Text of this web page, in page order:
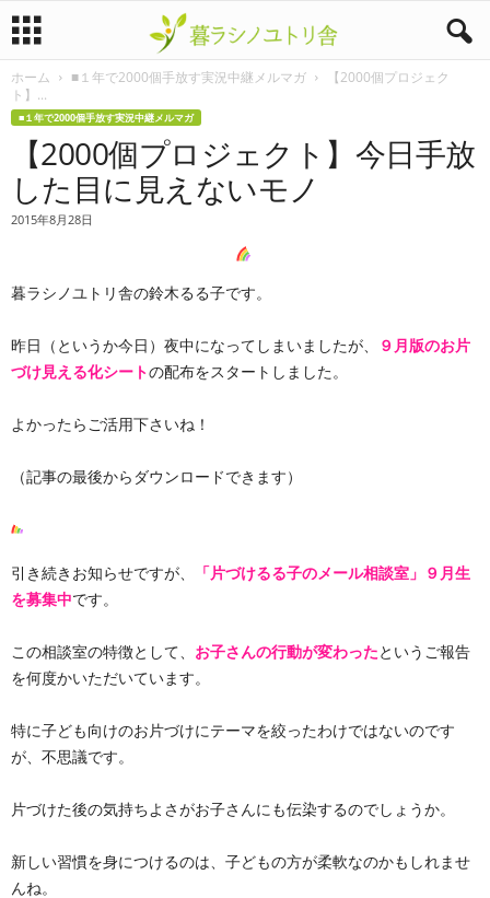
暮
リ
ホーム ■１年で2000個手放す実況中継メルマガ
【2000個プロジェク
ト】...
■１年で2000個手放す実況中継メルマガ
【2000個プロジェクト】今日手放
した目に見えないモノ
2015年8月28日
暮ラシノユトリ舎の鈴木るる子です。
昨日（というか今日）夜中になってしまいましたが、
９月版のお片
づけ見える化シートの配布をスタートしました。
よかったらご活用下さいね！
（記事の最後からダウンロードできます）
引き続きお知らせですが、
「片づけるる子のメール相談室」９月生
を募集中です。
この相談室の特徴として、 お子さんの行動が変わったというご報告
を何度かいただいています。
特に子ども向けのお片づけにテーマを絞ったわけではないのです
が、不思議です。
片づけた後の気持ちよさがお子さんにも伝染するのでしょうか。
新しい習慣を身につけるのは、子どもの方が柔軟なのかもしれませ
んね。